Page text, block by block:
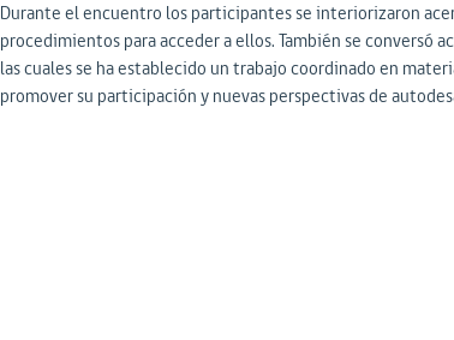
Durante el encuentro los participantes se interiorizaron
procedimientos para acceder a ellos. También se conversó
las cuales se ha establecido un trabajo coordinado en
promover su participación y nuevas perspectivas de